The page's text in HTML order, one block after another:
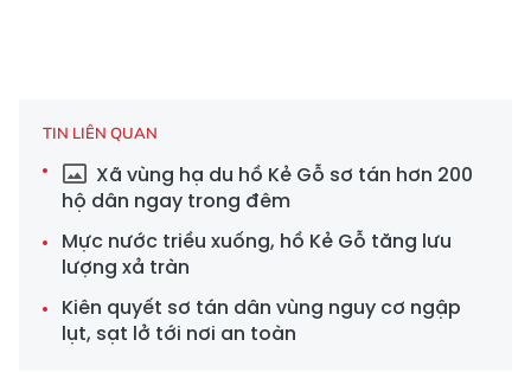
TIN LIÊN QUAN
Xã vùng hạ du hồ Kẻ Gỗ sơ tán hơn 200
hộ dân ngay trong đêm
Mực nước triều xuống, hồ Kẻ Gỗ tăng lưu
lượng xả tràn
Kiên quyết sơ tán dân vùng nguy cơ ngập
lụt, sạt lở tới nơi an toàn